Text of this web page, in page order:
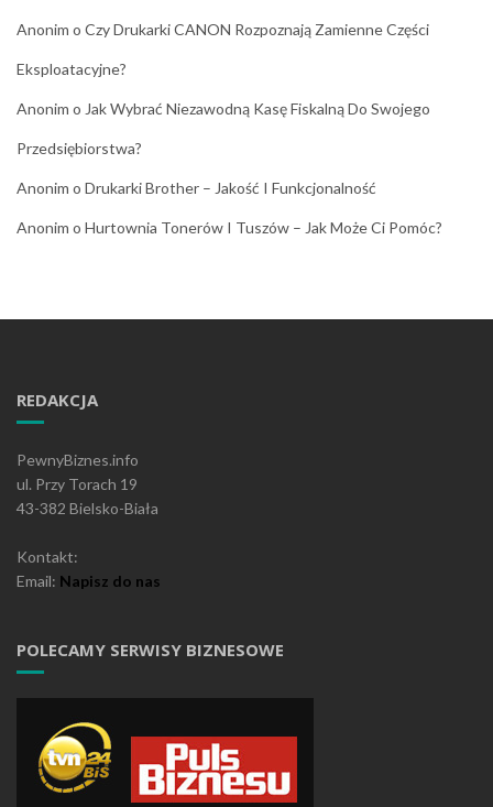
Anonim o Czy Drukarki CANON Rozpoznają Zamienne Części
Eksploatacyjne?
Anonim o Jak Wybrać Niezawodną Kasę Fiskalną Do Swojego
Przedsiębiorstwa?
Anonim o Drukarki Brother – Jakość I Funkcjonalność
Anonim o Hurtownia Tonerów I Tuszów – Jak Może Ci Pomóc?
REDAKCJA
PewnyBiznes.info
ul. Przy Torach 19
43-382 Bielsko-Biała
Kontakt:
Email: Napisz do nas
POLECAMY SERWISY BIZNESOWE